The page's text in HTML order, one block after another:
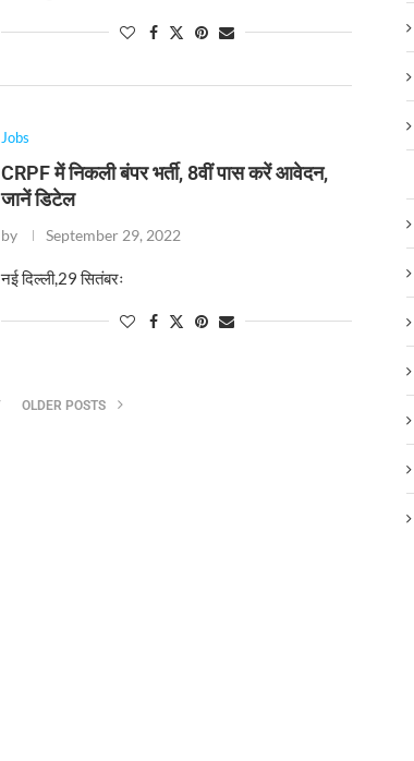
Jobs
CRPF में निकली बंपर भर्ती, 8वीं पास करें आवेदन,
जानें डिटेल
by September 29, 2022
नई दिल्ली,29 सितंबरः
OLDER POSTS